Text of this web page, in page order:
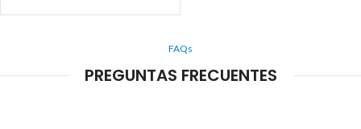
FAQs
PREGUNTAS FRECUENTES